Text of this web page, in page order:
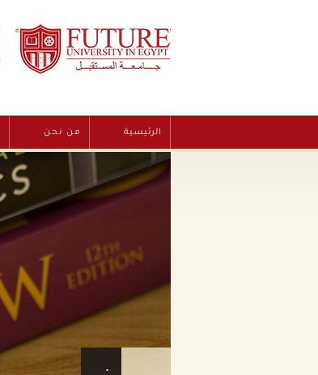
Future University
الرئيسية من نحن
.